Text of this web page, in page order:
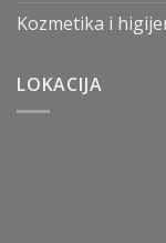
Kozmetika i
LOKACIJA